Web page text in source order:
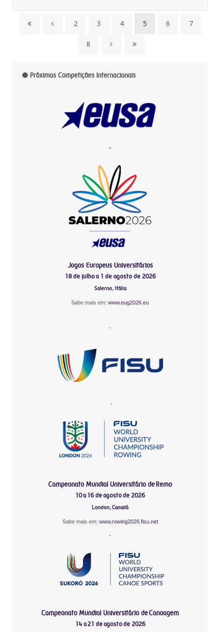
2 3 4 5 6 7
8
Próximas Competições Internacionais
-
Jogos Europeus Universitários
18 de julho a 1 de agosto de 2026
Salerno, Itália
Sabe mais em: www.eug2026.eu
-
-
Campeonato Mundial Universitário de Remo
10 a 16 de agosto de 2026
London, Canadá
Sabe mais em: www.rowing2026.fisu.net
-
Campeonato Mundial Universitário de Canoagem
14 a 21 de agosto de 2026